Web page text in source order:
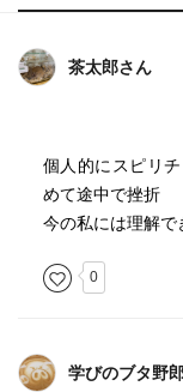
茶太郎さん
個人的にスピリ
めて途中で挫折
今の私には理解で
0
学びのブタ野